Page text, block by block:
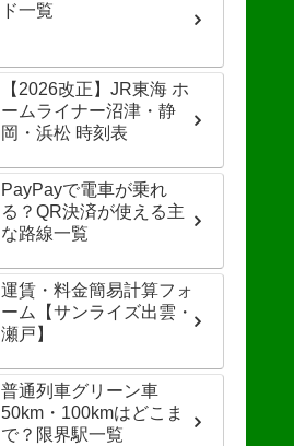
ド一覧
【2026改正】JR東海 ホ
ームライナー沼津・静
岡・浜松 時刻表
PayPayで電車が乗れ
る？QR決済が使える主
な路線一覧
運賃・料金簡易計算フォ
ーム【サンライズ出雲・
瀬戸】
普通列車グリーン車
50km・100kmはどこま
で？限界駅一覧